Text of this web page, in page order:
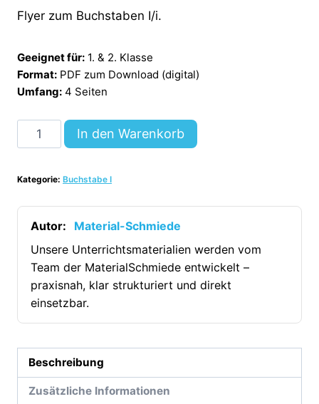
Flyer zum Buchstaben I/i.
Geeignet für: 1. & 2. Klasse
Format: PDF zum Download (digital)
Umfang: 4 Seiten
Buchstabe
I:
[Digital]
Menge
In den Warenkorb
Kategorie: Buchstabe I
Autor:
Material-Schmiede
Unsere Unterrichtsmaterialien werden vom
Team der MaterialSchmiede entwickelt –
praxisnah, klar strukturiert und direkt
einsetzbar.
Beschreibung
Zusätzliche Informationen